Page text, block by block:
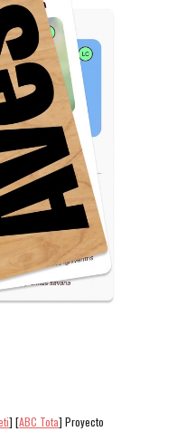
] [ABC Tota] Proyecto